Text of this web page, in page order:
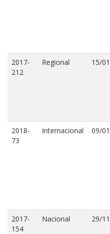
2017-
212
Regional 15/
2018-
73
Internacional 09/
2017-
154
Nacional 29/